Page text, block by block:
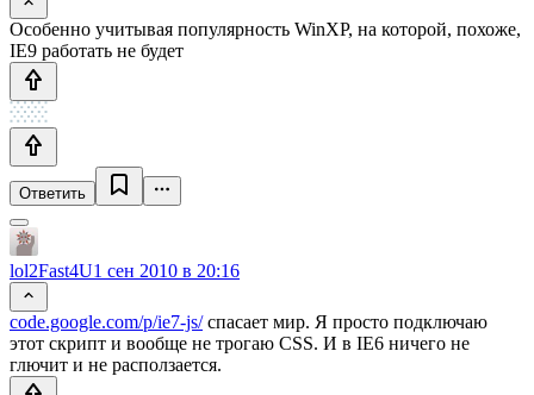
Особенно учитывая популярность WinXP, на которой, похоже,
IE9 работать не будет
Ответить
lol2Fast4U1 сен 2010 в 20:16
code.google.com/p/ie7-js/спасает мир. Я просто подключаю
этот скрипт и вообще не трогаю CSS. И в IE6 ничего не
глючит и не расползается.